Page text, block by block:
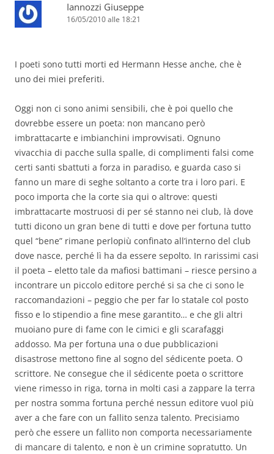
Iannozzi Giuseppe
16/05/2010 alle 18:21
I poeti sono tutti morti ed Hermann Hesse anche, che è
uno dei miei preferiti.
Oggi non ci sono animi sensibili, che è poi quello che
dovrebbe essere un poeta: non mancano però
imbrattacarte e imbianchini improvvisati. Ognuno
vivacchia di pacche sulla spalle, di complimenti falsi come
certi santi sbattuti a forza in paradiso, e guarda caso si
fanno un mare di seghe soltanto a corte tra i loro pari. E
poco importa che la corte sia qui o altrove: questi
imbrattacarte mostruosi di per sé stanno nei club, là dove
tutti dicono un gran bene di tutti e dove per fortuna tutto
quel “bene” rimane perlopiù confinato all’interno del club
dove nasce, perché lì ha da essere sepolto. In rarissimi casi
il poeta – eletto tale da mafiosi battimani – riesce persino a
incontrare un piccolo editore perché si sa che ci sono le
raccomandazioni – peggio che per far lo statale col posto
fisso e lo stipendio a fine mese garantito… e che gli altri
muoiano pure di fame con le cimici e gli scarafaggi
addosso. Ma per fortuna una o due pubblicazioni
disastrose mettono fine al sogno del sédicente poeta. O
scrittore. Ne consegue che il sédicente poeta o scrittore
viene rimesso in riga, torna in molti casi a zappare la terra
per nostra somma fortuna perché nessun editore vuol più
aver a che fare con un fallito senza talento. Precisiamo
però che essere un fallito non comporta necessariamente
di mancare di talento, e non è un crimine sopratutto. Un